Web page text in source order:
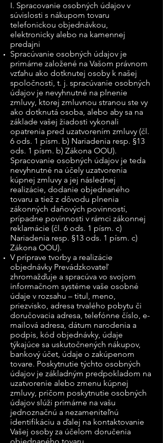
I. Spracovanie osobných údajov v
súvislosti s nákupom tovaru
telefonickou objednávkou,
elektronicky alebo na kamennej
predajni
Spracúvanie osobných údajov je
primárne založené na Vašom právnom
vzťahu ako dotknutej osoby k našej
spoločnosti, t. j. spracúvanie osobných
údajov je nevyhnutné na plnenie
zmluvy, ktorej zmluvnou stranou ste vy
ako dotknutá osoba, alebo aby sa na
základe vašej žiadosti vykonali
opatrenia pred uzatvorením zmluvy (čl.
6 ods. 1 písm. b) Nariadenia resp. §13
ods. 1 písm. b) Zákona OOU).
Spracovanie osobných údajov je teda
nevyhnutné na účely uzatvorenia
kúpnej zmluvy a jej následnej
realizácie, dodanie objednaného
tovaru a tiež z dôvodu plnenia
zákonných daňových povinností,
prípadne povinnosti v rámci zákonnej
reklamácie (čl. 6 ods. 1 písm. c)
Nariadenia resp. §13 ods. 1 písm. c)
Zákona OOU).
V príprave tvorby a realizácie
objednávky Prevádzkovateľ
zhromažďuje a spracúva vo svojom
informačnom systéme vaše osobné
údaje v rozsahu – titul, meno,
priezvisko, adresa trvalého pobytu či
doručovacia adresa, telefónne číslo, e-
mailová adresa, dátum narodenia a
podpis, kód objednávky, údaje
týkajúce sa uskutočnených nákupov,
bankový účet, údaje o zakúpenom
tovare. Poskytnutie týchto osobných
údajov je základným predpokladom na
uzatvorenie alebo zmenu kúpnej
zmluvy, pričom poskytnutie osobných
údajov slúži primárne na vašu
jednoznačnú a nezameniteľnú
identifikáciu a ďalej na kontaktovanie
Vašej osoby za účelom doručenia